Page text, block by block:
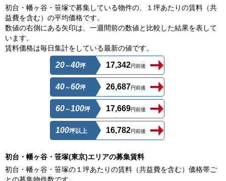
初台・幡ヶ谷・笹塚で募集している物件の、１坪あたりの賃料（共
益費を含む）の平均価格です。
数値の右側にある矢印は、一週間前の数値と比較した結果を表して
います。
賃料価格は毎日集計をしている最新の値です。
20～40坪 17,342円前後
40～60坪 26,687円前後
60～100坪 17,669円前後
100坪以上 16,782円前後
初台・幡ヶ谷・笹塚(東京)エリアの募集賃料
初台・幡ヶ谷・笹塚の１坪あたりの賃料（共益費を含む）価格帯ご